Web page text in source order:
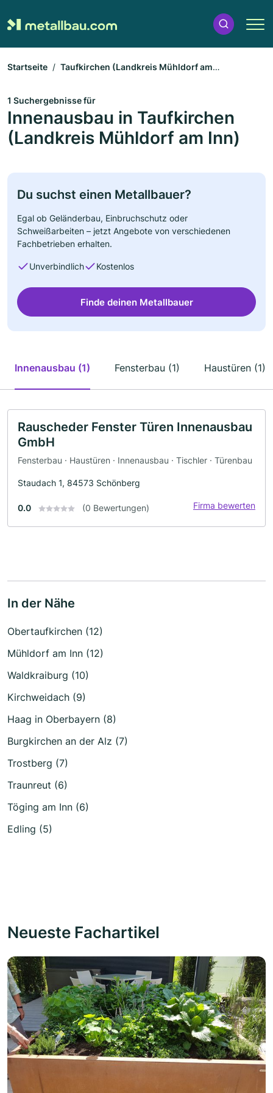
Startseite
Taufkirchen (Landkreis Mühldorf am
1 Suchergebnisse für
Innenausbau in Taufkirchen
(Landkreis Mühldorf am Inn)
Du suchst einen Metallbauer?
Egal ob Geländerbau, Einbruchschutz oder
Schweißarbeiten – jetzt Angebote von verschiedenen
Fachbetrieben erhalten.
Unverbindlich Kostenlos
Finde deinen Metallbauer
Innenausbau (1) Fensterbau (1) Haustüren (1)
Rauscheder Fenster Türen Innenausbau
GmbH
Fensterbau · Haustüren · Innenausbau · Tischler · Türenbau
Staudach 1, 84573 Schönberg
0.0 (0 Bewertungen) Firma bewerten
In der Nähe
Obertaufkirchen (12)
Mühldorf am Inn (12)
Waldkraiburg (10)
Kirchweidach (9)
Haag in Oberbayern (8)
Burgkirchen an der Alz (7)
Trostberg (7)
Traunreut (6)
Töging am Inn (6)
Edling (5)
Neueste Fachartikel